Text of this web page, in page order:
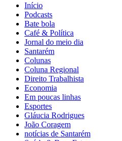
Início
Podcasts
Bate bola
Café & Política
Jornal do meio dia
Santarém
Colunas
Coluna Regional
Direito Trabalhista
Economia
Em poucas linhas
Esportes
Gláucia Rodrigues
João Coragem
notícias de Santarém